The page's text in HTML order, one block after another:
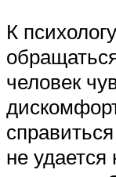
К
человек
не удается